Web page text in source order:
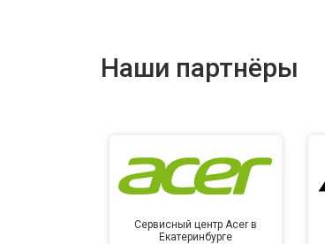
Наши партнёры
Сервисный центр Acer в
Екатеринбурге